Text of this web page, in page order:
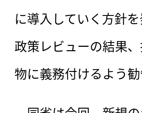
に導入していく方針
政策レビューの結果
物に義務付けるよう